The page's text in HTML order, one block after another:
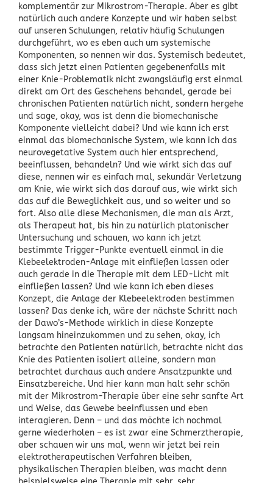
komplementär zur Mikrostrom-Therapie. Aber es gibt
natürlich auch andere Konzepte und wir haben selbst
auf unseren Schulungen, relativ häufig Schulungen
durchgeführt, wo es eben auch um systemische
Komponenten, so nennen wir das. Systemisch bedeutet,
dass sich jetzt einen Patienten gegebenenfalls mit
einer Knie-Problematik nicht zwangsläufig erst einmal
direkt am Ort des Geschehens behandel, gerade bei
chronischen Patienten natürlich nicht, sondern hergehe
und sage, okay, was ist denn die biomechanische
Komponente vielleicht dabei? Und wie kann ich erst
einmal das biomechanische System, wie kann ich das
neurovegetative System auch hier entsprechend,
beeinflussen, behandeln? Und wie wirkt sich das auf
diese, nennen wir es einfach mal, sekundär Verletzung
am Knie, wie wirkt sich das darauf aus, wie wirkt sich
das auf die Beweglichkeit aus, und so weiter und so
fort. Also alle diese Mechanismen, die man als Arzt,
als Therapeut hat, bis hin zu natürlich platonischer
Untersuchung und schauen, wo kann ich jetzt
bestimmte Trigger-Punkte eventuell einmal in die
Klebeelektroden-Anlage mit einfließen lassen oder
auch gerade in die Therapie mit dem LED-Licht mit
einfließen lassen? Und wie kann ich eben dieses
Konzept, die Anlage der Klebeelektroden bestimmen
lassen? Das denke ich, wäre der nächste Schritt nach
der Dawo’s-Methode wirklich in diese Konzepte
langsam hineinzukommen und zu sehen, okay, ich
betrachte den Patienten natürlich, betrachte nicht das
Knie des Patienten isoliert alleine, sondern man
betrachtet durchaus auch andere Ansatzpunkte und
Einsatzbereiche. Und hier kann man halt sehr schön
mit der Mikrostrom-Therapie über eine sehr sanfte Art
und Weise, das Gewebe beeinflussen und eben
interagieren. Denn – und das möchte ich nochmal
gerne wiederholen – es ist zwar eine Schmerztherapie,
aber schauen wir uns mal, wenn wir jetzt bei rein
elektrotherapeutischen Verfahren bleiben,
physikalischen Therapien bleiben, was macht denn